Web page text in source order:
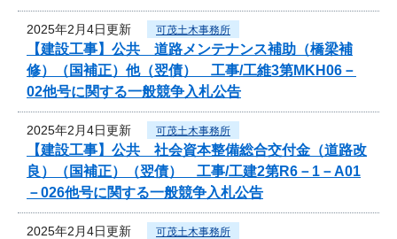
2025年2月4日更新 可茂土木事務所
【建設工事】公共 道路メンテナンス補助（橋梁補
修）（国補正）他（翌債） 工事/工維3第MKH06－
02他号に関する一般競争入札公告
2025年2月4日更新 可茂土木事務所
【建設工事】公共 社会資本整備総合交付金（道路改
良）（国補正）（翌債） 工事/工建2第R6－1－A01
－026他号に関する一般競争入札公告
2025年2月4日更新 可茂土木事務所